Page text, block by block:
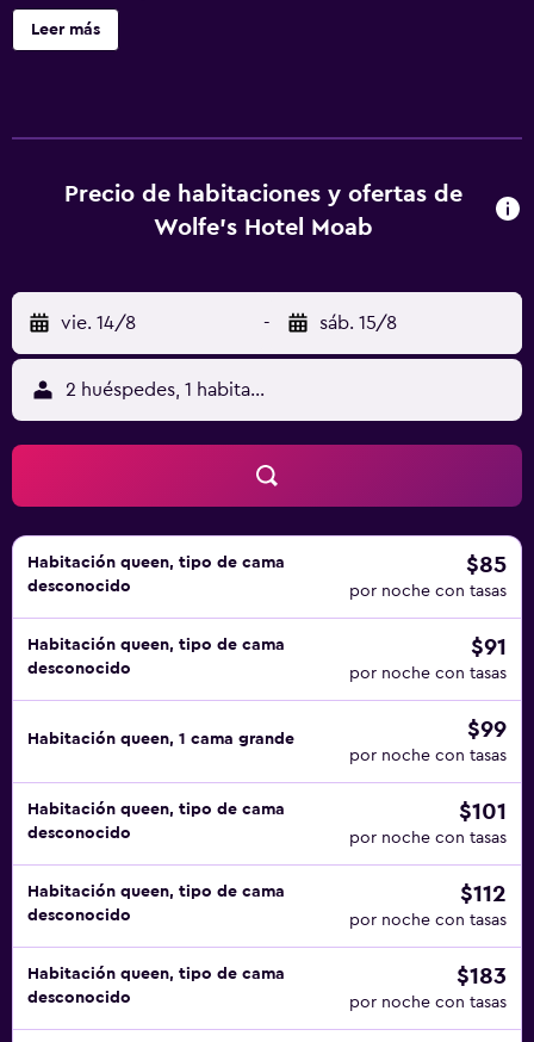
una cafetería y una bañera de hidromasaje. Se incluye un
único servicio de limpieza durante la estancia. Wolfe's
Las camas están vestidas con ropa de cama de alta
calidad. Se ofrece una Smart TV de 43 pulgadas con
lluvia y artículos de higiene personal gratuitos. Los
huéspedes pueden navegar por la web gracias a nuestro
acceso a Internet wifi gratis. Es posible solicitar tabla de
planchar con plancha, secador de pelo y cambio de
toallas. Se ofrece servicio de limpieza una vez por
estancia. En el alojamiento hay piscina al aire libre y
bañera de hidromasaje. Otros servicios de ocio y
esparcimiento incluyen sauna. Se pueden practicar las
actividades de ocio y esparcimiento que se indican más
abajo en las instalaciones o cerca del alojamiento (es
posible que se aplique un recargo).
Leer más
Precio de habitaciones y ofertas de
Wolfe's Hotel Moab
vie. 14/8 - sáb. 15/8
2 huéspedes, 1 habitación
Habitación queen, tipo de cama
desconocido
$85
por noche con tasas
Habitación queen, tipo de cama
desconocido
$91
por noche con tasas
Habitación queen, 1 cama grande $99
por noche con tasas
Habitación queen, tipo de cama
desconocido
$101
por noche con tasas
Habitación queen, tipo de cama
desconocido
$112
por noche con tasas
Habitación queen, tipo de cama
desconocido
$183
por noche con tasas